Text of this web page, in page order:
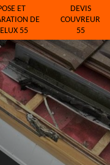
ET
DE
55
DEVIS
COUVREUR
55